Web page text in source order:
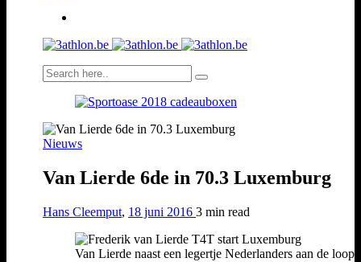
Nieuws
Van Lierde 6de in 70.3 Luxemburg
Hans Cleemput, 18 juni 2016 3 min read
Van Lierde naast een legertje Nederlanders aan de